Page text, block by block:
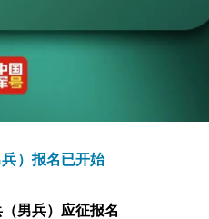
）报名已开始
男兵）应征报名